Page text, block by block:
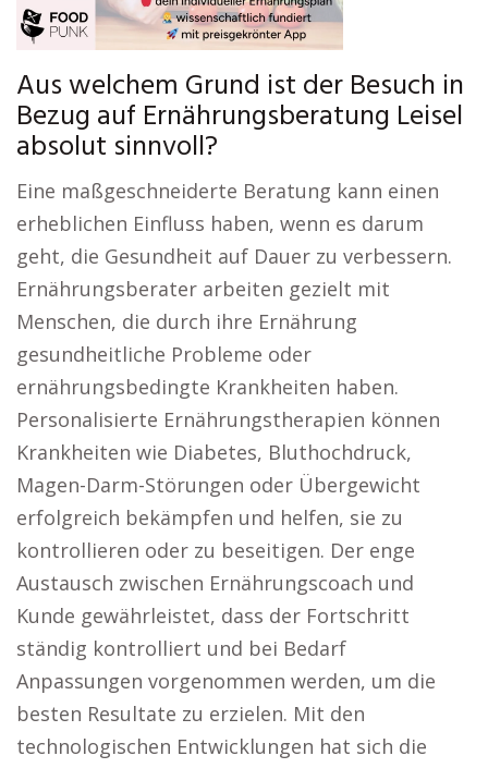
Aus welchem Grund ist der Besuch in
Bezug auf Ernährungsberatung Leisel
absolut sinnvoll?
Eine maßgeschneiderte Beratung kann einen
erheblichen Einfluss haben, wenn es darum
geht, die Gesundheit auf Dauer zu verbessern.
Ernährungsberater arbeiten gezielt mit
Menschen, die durch ihre Ernährung
gesundheitliche Probleme oder
ernährungsbedingte Krankheiten haben.
Personalisierte Ernährungstherapien können
Krankheiten wie Diabetes, Bluthochdruck,
Magen-Darm-Störungen oder Übergewicht
erfolgreich bekämpfen und helfen, sie zu
kontrollieren oder zu beseitigen. Der enge
Austausch zwischen Ernährungscoach und
Kunde gewährleistet, dass der Fortschritt
ständig kontrolliert und bei Bedarf
Anpassungen vorgenommen werden, um die
besten Resultate zu erzielen. Mit den
technologischen Entwicklungen hat sich die